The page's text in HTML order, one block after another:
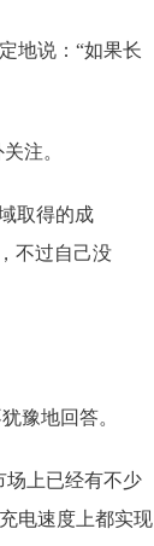
地说：“如果长
注。
取得的成
不过自己没
豫地回答。
场上已经有不少
电速度上都实现